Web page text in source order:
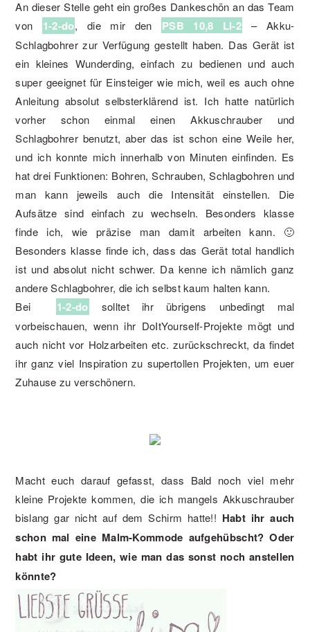
An dieser Stelle geht ein großes Dankeschön an das Team
von
1-2-do, die mir den PSB 10,8 LI-2 – Akku-
Schlagbohrer zur Verfügung gestellt haben. Das Gerät ist
ein kleines Wunderding, einfach zu bedienen und auch
super geeignet für Einsteiger wie mich, weil es auch ohne
Anleitung absolut selbsterklärend ist. Ich hatte natürlich
vorher schon einmal einen Akkuschrauber und
Schlagbohrer benutzt, aber das ist schon eine Weile her,
und ich konnte mich innerhalb von Minuten einfinden. Es
hat drei Funktionen: Bohren, Schrauben, Schlagbohren und
man kann jeweils auch die Intensität einstellen. Die
Aufsätze sind einfach zu wechseln. Besonders klasse
finde ich, wie präzise man damit arbeiten kann. 🙂
Besonders klasse finde ich, dass das Gerät total handlich
ist und absolut nicht schwer. Da kenne ich nämlich ganz
andere Schlagbohrer, die ich selbst kaum halten kann.
Bei
1-2-do
solltet ihr übrigens unbedingt mal
vorbeischauen, wenn ihr DoItYourself-Projekte mögt und
auch nicht vor Holzarbeiten etc. zurückschreckt, da findet
ihr ganz viel Inspiration zu supertollen Projekten, um euer
Zuhause zu verschönern.
Macht euch darauf gefasst, dass Bald noch viel mehr
kleine Projekte kommen, die ich mangels Akkuschrauber
bislang gar nicht auf dem Schirm hatte!! Habt ihr auch
schon mal eine Malm-Kommode aufgehübscht? Oder
habt ihr gute Ideen, wie man das sonst noch anstellen
könnte?